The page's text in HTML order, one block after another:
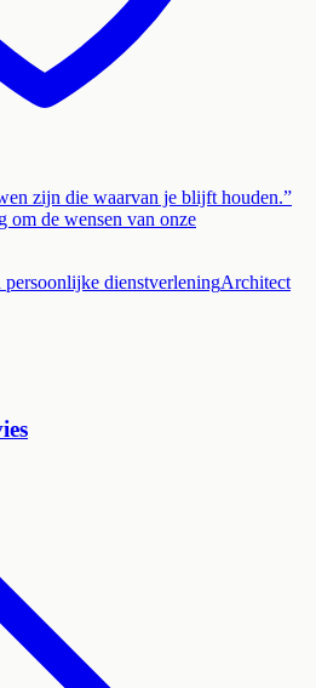
zijn die waarvan je blijft houden.”
om de wensen van onze
persoonlijke dienstverleningArchitect